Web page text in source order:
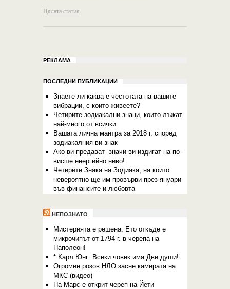
Цялата статия
РЕКЛАМА
ПОСЛЕДНИ ПУБЛИКАЦИИ
Знаете ли каква е честотата на вашите
вибрации, с които живеете?
Четирите зодиакални знаци, които лъжат
най-много от всички
Вашата лична мантра за 2018 г. според
зодиакалния ви знак
Ако ви предават- значи ви издигат на по-
висше енергийно ниво!
Четирите Знака на Зодиака, на които
невероятно ще им провърви през януари
във финансите и любовта
НЕПОЗНАТО
Мистерията е решена: Ето откъде е
микрочипът от 1794 г. в черепа на
Наполеон!
* Карл Юнг: Всеки човек има Две души!
Огромен розов НЛО засне камерата на
МКС (видео)
На Марс е открит череп на Йети